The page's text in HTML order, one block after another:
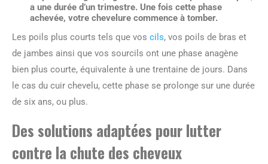
a une durée d’un trimestre. Une fois cette phase
achevée, votre chevelure commence à tomber.
Les poils plus courts tels que vos cils, vos poils de bras et
de jambes ainsi que vos sourcils ont une phase anagène
bien plus courte, équivalente à une trentaine de jours. Dans
le cas du cuir chevelu, cette phase se prolonge sur une durée
de six ans, ou plus.
Des solutions adaptées pour lutter
contre la chute des cheveux